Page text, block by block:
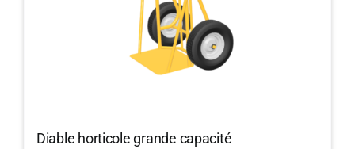
Diable horticole grande capacité